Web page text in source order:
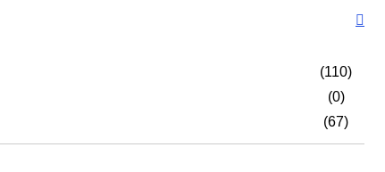
(110)
(0)
(67)